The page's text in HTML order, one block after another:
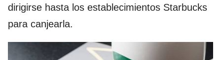
dirigirse hasta los establecimientos Starbucks
para canjearla.